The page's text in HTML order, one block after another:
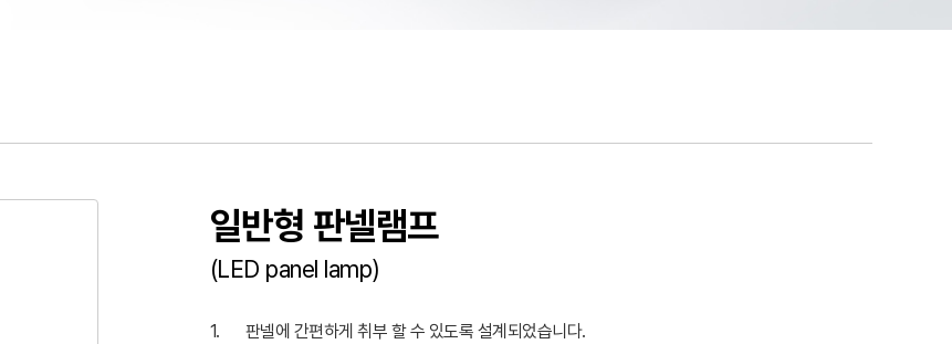
일반형 판넬램프
(LED panel lamp)
1.
판넬에 간편하게 취부 할 수 있도록 설계되었습니다.